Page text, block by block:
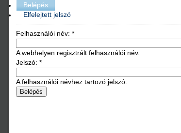
Belépés
Elfelejtett jelszó
Felhasználói név: *
A webhelyen regisztrált felhasználói név.
Jelszó: *
A felhasználói névhez tartozó jelszó.